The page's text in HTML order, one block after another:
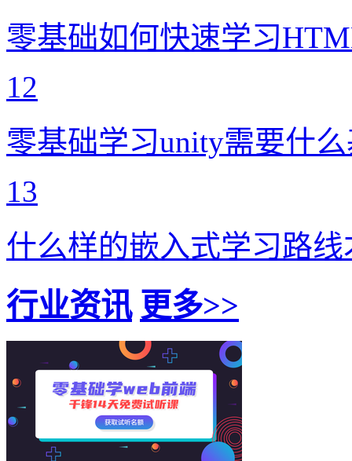
零基础如何快速学习
12
零基础学习unity需要什
13
什么样的嵌入式学习路
行业资讯 更多>>